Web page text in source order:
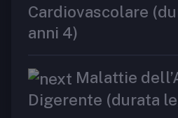
Cardiovascolare
anni 4)
Malattie
Digerente (durata